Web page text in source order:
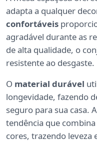
adapta a qualquer
confortáveis
agradável durante as
de alta qualidade, o
resistente ao desgaste.
O material durável
longevidade, fazendo
seguro para sua casa.
tendência que
cores, trazendo leveza